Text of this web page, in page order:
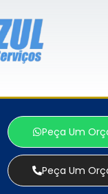
Peça Um
Peça Um